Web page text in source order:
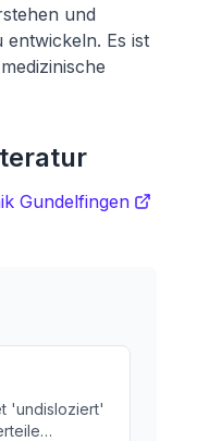
und
entwickeln. Es ist
Gundelfingen
'undisloziert'